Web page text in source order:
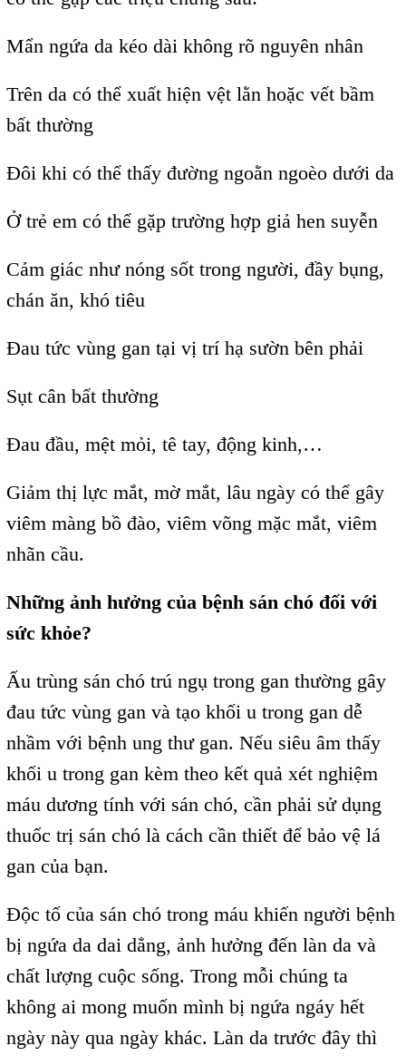
Mẩn ngứa da kéo dài không rõ nguyên nhân
Trên da có thể xuất hiện vệt lằn hoặc vết bầm
bất thường
Đôi khi có thể thấy đường ngoằn ngoèo dưới da
Ở trẻ em có thể gặp trường hợp giả hen suyễn
Cảm giác như nóng sốt trong người, đầy bụng,
chán ăn, khó tiêu
Đau tức vùng gan tại vị trí hạ sườn bên phải
Sụt cân bất thường
Đau đầu, mệt mỏi, tê tay, động kinh,…
Giảm thị lực mắt, mờ mắt, lâu ngày có thể gây
viêm màng bồ đào, viêm võng mặc mắt, viêm
nhãn cầu.
Những ảnh hưởng của bệnh sán chó đối với
sức khỏe?
Ấu trùng sán chó trú ngụ trong gan thường gây
đau tức vùng gan và tạo khối u trong gan dễ
nhầm với bệnh ung thư gan. Nếu siêu âm thấy
khối u trong gan kèm theo kết quả xét nghiệm
máu dương tính với sán chó, cần phải sử dụng
thuốc trị sán chó là cách cần thiết để bảo vệ lá
gan của bạn.
Độc tố của sán chó trong máu khiến người bệnh
bị ngứa da dai dẳng, ảnh hưởng đến làn da và
chất lượng cuộc sống. Trong mỗi chúng ta
không ai mong muốn mình bị ngứa ngáy hết
ngày này qua ngày khác. Làn da trước đây thì